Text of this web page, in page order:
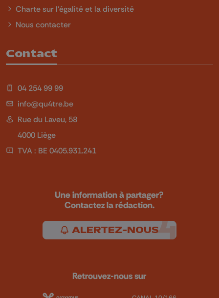
Charte sur l'égalité et la diversité
Nous contacter
Contact
04 254 99 99
info@qu4tre.be
Rue du Laveu, 58
4000 Liège
TVA : BE 0405.931.241
Une information à partager?
Contactez la rédaction.
ALERTEZ-NOUS
Retrouvez-nous sur